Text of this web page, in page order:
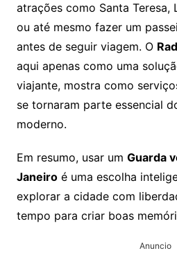
atrações como Santa Teresa,
ou até mesmo fazer um
antes de seguir viagem. O
aqui apenas como uma
viajante, mostra como
se tornaram parte essencial
moderno.
Em resumo, usar um Guarda
Janeiroé uma escolha
explorar a cidade com
tempo para criar boas
Anuncio